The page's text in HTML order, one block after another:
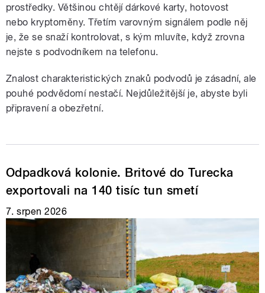
prostředky. Většinou chtějí dárkové karty, hotovost
nebo kryptoměny. Třetím varovným signálem podle něj
je, že se snaží kontrolovat, s kým mluvíte, když zrovna
nejste s podvodníkem na telefonu.
Znalost charakteristických znaků podvodů je zásadní, ale
pouhé podvědomí nestačí. Nejdůležitější je, abyste byli
připravení a obezřetní.
Odpadková kolonie. Britové do Turecka
exportovali na 140 tisíc tun smetí
7. srpen 2026